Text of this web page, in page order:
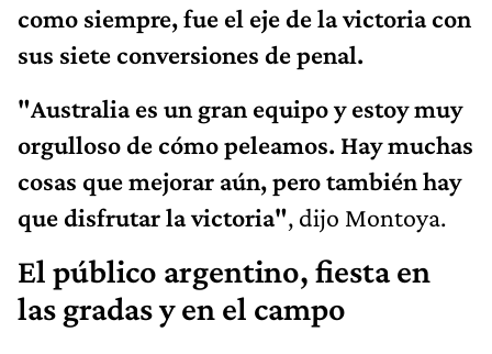
como siempre, fue el eje de la victoria con
sus siete conversiones de penal.
"Australia es un gran equipo y estoy muy
orgulloso de cómo peleamos. Hay muchas
cosas que mejorar aún, pero también hay
que disfrutar la victoria", dijo Montoya.
El público argentino, fiesta en
las gradas y en el campo